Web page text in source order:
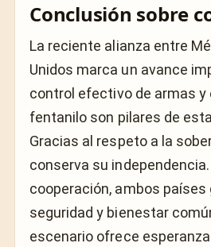
Conclusión sobre
La reciente alianza entre
Unidos marca un avance
control efectivo de armas y
fentanilo son pilares de
Gracias al respeto a la
conserva su
cooperación, ambos países
seguridad y bienestar
escenario ofrece